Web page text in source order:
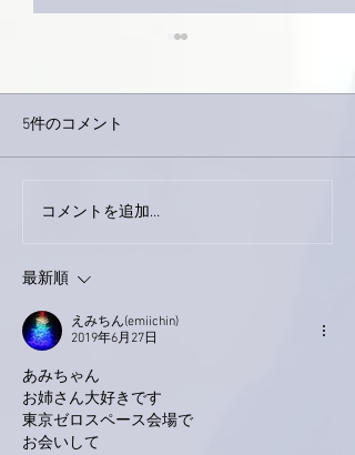
9月23日「amiism」リリー
5件のコメント
コメントを追加…
最新順
えみちん(emiichin)
2019年6月27日
あみちゃん
お姉さん大好きです
東京ゼロスペース会場で
お会いして